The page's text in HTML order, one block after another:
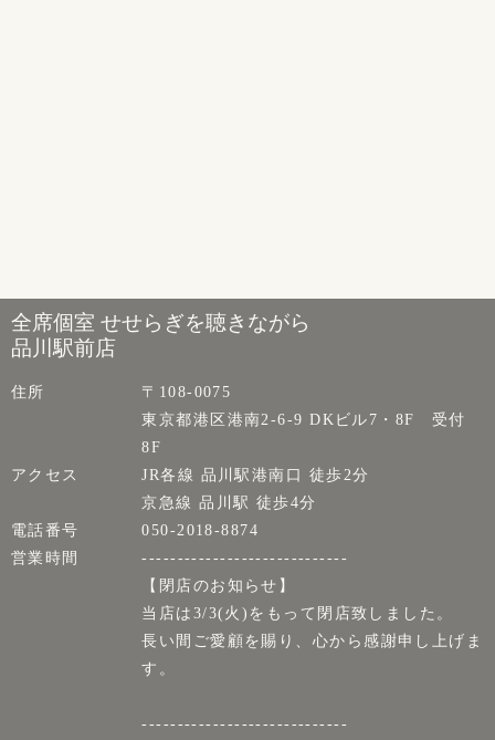
全席個室 せせらぎを聴きながら
品川駅前店
住所
〒108-0075
東京都港区港南2-6-9 DKビル7・8F 受付
8F
アクセス
JR各線 品川駅港南口 徒歩2分
京急線 品川駅 徒歩4分
電話番号
050-2018-8874
営業時間
-----------------------------
【閉店のお知らせ】
当店は3/3(火)をもって閉店致しました。
長い間ご愛顧を賜り、心から感謝申し上げま
す。
-----------------------------